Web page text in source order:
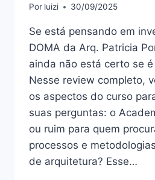
Por luizi 30/09/2025
Se está pensando em
DOMA da Arq. Patricia
ainda não está certo se
Nesse review completo,
os aspectos do curso
suas perguntas: o
ou ruim para quem
processos e
de arquitetura? Esse…